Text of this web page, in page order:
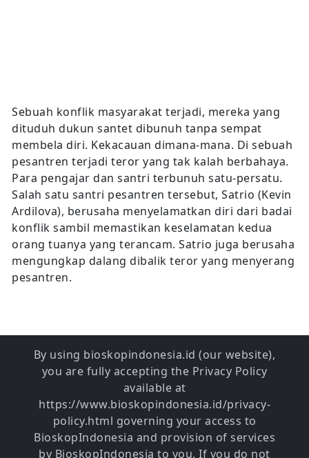
Sebuah konflik masyarakat terjadi, mereka yang
dituduh dukun santet dibunuh tanpa sempat
membela diri. Kekacauan dimana-mana. Di sebuah
pesantren terjadi teror yang tak kalah berbahaya.
Para pengajar dan santri terbunuh satu-persatu.
Salah satu santri pesantren tersebut, Satrio (Kevin
Ardilova), berusaha menyelamatkan diri dari badai
konflik sambil memastikan keselamatan kedua
orang tuanya yang terancam. Satrio juga berusaha
mengungkap dalang dibalik teror yang menyerang
pesantren.
By using bioskopindonesia.id (our website),
you are fully accepting the Privacy Policy
available at
https://www.bioskopindonesia.id/privacy-
policy.html governing your access to
BioskopIndonesia and provision of services
by BioskopIndonesia to you. If you do not